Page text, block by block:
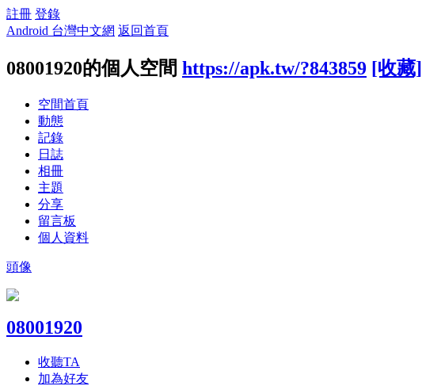
註冊 登錄
Android 台灣中文網 返回首頁
08001920的個人空間 https://apk.tw/?843859 [收藏]
空間首頁
動態
記錄
日誌
相冊
主題
分享
留言板
個人資料
頭像
08001920
收聽TA
加為好友